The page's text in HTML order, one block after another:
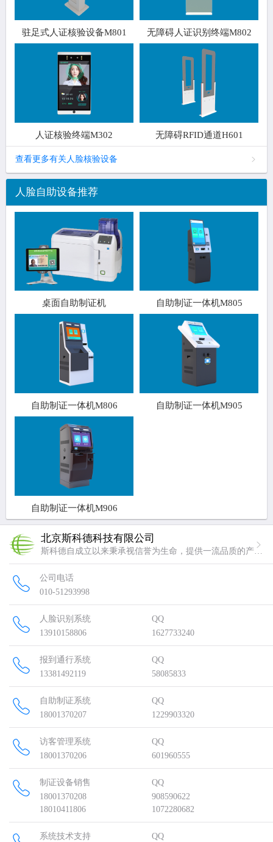
驻足式人证核验设备M801 无障碍人证识别终端M802
人证核验终端M302 无障碍RFID通道H601
查看更多有关人脸核验设备
人脸自助设备推荐
桌面自助制证机 自助制证一体机M805
自助制证一体机M806 自助制证一体机M905
自助制证一体机M906
北京斯科德科技有限公司
斯科德自成立以来秉承视信誉为生命，提供一流品质的产品与服务的经营理念。我们用专业成就卓越，做行业中专业的企业，用技术铸造品质，使斯科德成为用户最放心满意的企业。
公司电话
010-51293998
人脸识别系统
13910158806
QQ
1627733240
报到通行系统
13381492119
QQ
58085833
自助制证系统
18001370207
QQ
1229903320
访客管理系统
18001370206
QQ
601960555
制证设备销售
18001370208
18010411806
QQ
908590622
1072280682
系统技术支持 QQ